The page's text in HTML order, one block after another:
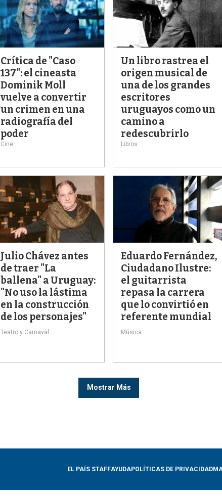
Crítica de "Caso
137": el cineasta
Dominik Moll
vuelve a convertir
un crimen en una
radiografía del
poder
Cine
Un libro rastrea el
origen musical de
una de los grandes
escritores
uruguayos como un
camino a
redescubrirlo
Libros
Julio Chávez antes
de traer "La
ballena" a Uruguay:
"No uso la lástima
en la construcción
de los personajes"
Teatro y Carnaval
Eduardo Fernández,
Ciudadano Ilustre:
el guitarrista
repasa la carrera
que lo convirtió en
referente mundial
Música
Mostrar Más
EL PAÍS STAFFAYUDAPOLÍTICAS DE PRIVACIDAD